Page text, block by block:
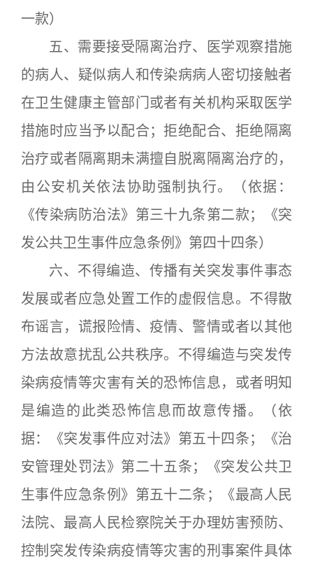
一款）
五、需要接受隔离治疗、医学观察措施
的病人、疑似病人和传染病病人密切接触者
在卫生健康主管部门或者有关机构采取医学
措施时应当予以配合；拒绝配合、拒绝隔离
治疗或者隔离期未满擅自脱离隔离治疗的，
由公安机关依法协助强制执行。（依据：
《传染病防治法》第三十九条第二款；《突
发公共卫生事件应急条例》第四十四条）
六、不得编造、传播有关突发事件事态
发展或者应急处置工作的虚假信息。不得散
布谣言，谎报险情、疫情、警情或者以其他
方法故意扰乱公共秩序。不得编造与突发传
染病疫情等灾害有关的恐怖信息，或者明知
是编造的此类恐怖信息而故意传播。（依
据：《突发事件应对法》第五十四条；《治
安管理处罚法》第二十五条；《突发公共卫
生事件应急条例》第五十二条；《最高人民
法院、最高人民检察院关于办理妨害预防、
控制突发传染病疫情等灾害的刑事案件具体